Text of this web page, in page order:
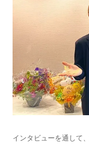
インタビューを通して